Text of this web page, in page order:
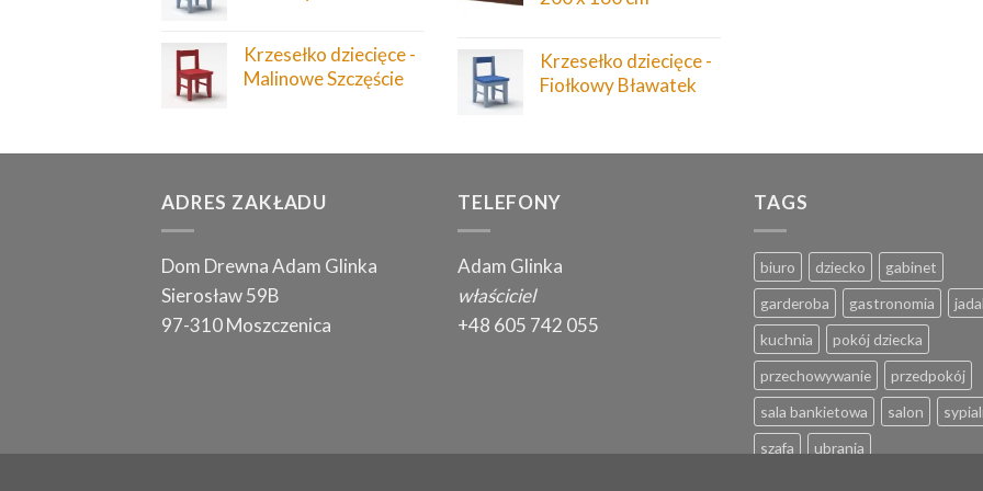
Krzesełko dziecięce -
Malinowe Szczęście
Krzesełko dziecięce -
Fiołkowy Bławatek
ADRES ZAKŁADU
Dom Drewna Adam Glinka
Sierosław 59B
97-310 Moszczenica
TELEFONY
Adam Glinka
właściciel
+48 605 742 055
TAGS
biuro dziecko
gabinet
garderoba
gastronomia
kuchnia
pokój dziecka
przechowywanie
przedpokój
sala bankietowa
salon
szafa
ubrania